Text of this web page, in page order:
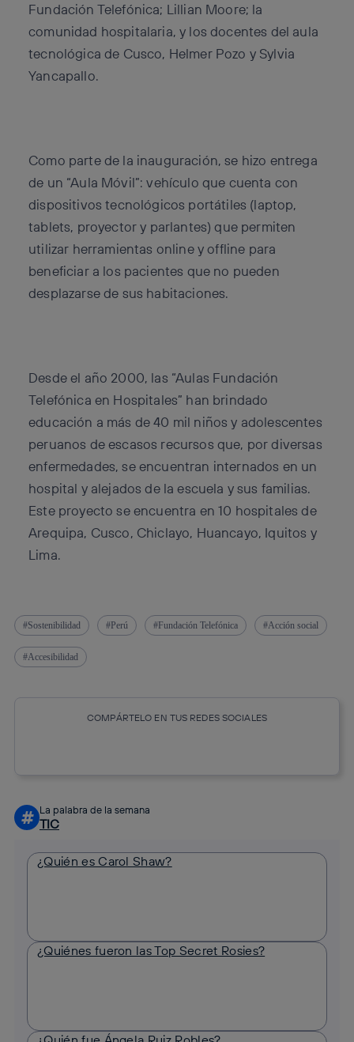
Fundación Telefónica; Lillian Moore; la
comunidad hospitalaria, y los docentes del aula
tecnológica de Cusco, Helmer Pozo y Sylvia
Yancapallo.
Como parte de la inauguración, se hizo entrega
de un “Aula Móvil”: vehículo que cuenta con
dispositivos tecnológicos portátiles (laptop,
tablets, proyector y parlantes) que permiten
utilizar herramientas online y offline para
beneficiar a los pacientes que no pueden
desplazarse de sus habitaciones.
Desde el año 2000, las “Aulas Fundación
Telefónica en Hospitales” han brindado
educación a más de 40 mil niños y adolescentes
peruanos de escasos recursos que, por diversas
enfermedades, se encuentran internados en un
hospital y alejados de la escuela y sus familias.
Este proyecto se encuentra en 10 hospitales de
Arequipa, Cusco, Chiclayo, Huancayo, Iquitos y
Lima.
Sostenibilidad Perú Fundación Telefónica Acción social
Accesibilidad
COMPÁRTELO EN TUS REDES SOCIALES
# La palabra de la semana
TIC
¿Quién es Carol Shaw?
¿Quiénes fueron las Top Secret Rosies?